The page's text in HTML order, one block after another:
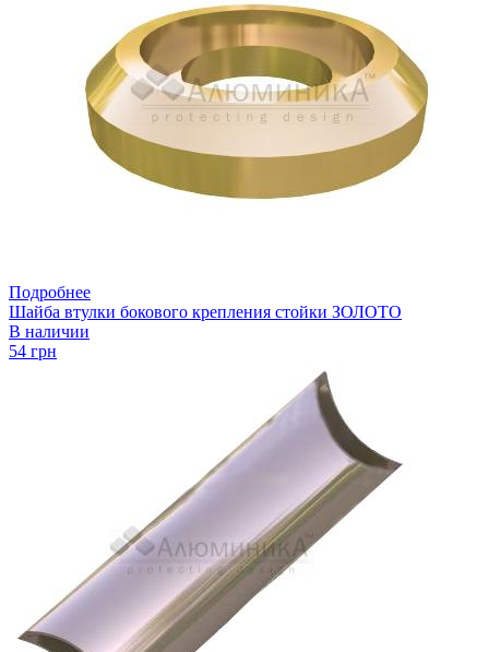
Подробнее
Шайба втулки бокового крепления стойки ЗОЛОТО
В наличии
54 грн